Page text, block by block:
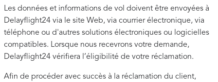
Les données et informations de vol doivent être envoyées à
Delayflight24 via le site Web, via courrier électronique, via
téléphone ou d'autres solutions électroniques ou logicielles
compatibles. Lorsque nous recevrons votre demande,
Delayflight24 vérifiera l’éligibilité de votre réclamation.
Afin de procéder avec succès à la réclamation du client,